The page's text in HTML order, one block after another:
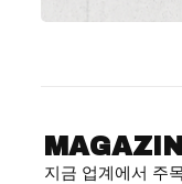
지금 업계에서 주